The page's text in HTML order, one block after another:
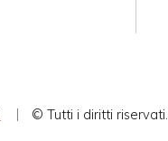
© Tutti i diritti riservati.